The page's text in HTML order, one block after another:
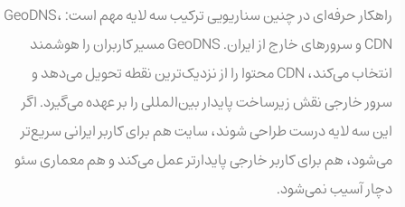
راهکار حرفه‌ای در چنین سناریویی ترکیب سه لایه مهم است: GeoDNS،
CDN و سرورهای خارج از ایران. GeoDNS مسیر کاربران را هوشمند
انتخاب می‌کند، CDN محتوا را از نزدیک‌ترین نقطه تحویل می‌دهد و
سرور خارجی نقش زیرساخت پایدار بین‌المللی را بر عهده می‌گیرد. اگر
این سه لایه درست طراحی شوند، سایت هم برای کاربر ایرانی سریع‌تر
می‌شود، هم برای کاربر خارجی پایدارتر عمل می‌کند و هم معماری سئو
دچار آسیب نمی‌شود.